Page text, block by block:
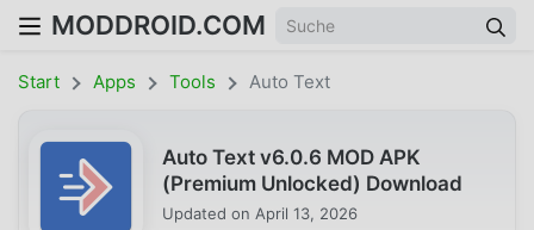
MODDROID.COM
Start Apps Tools Auto Text
Auto Text v6.0.6 MOD APK
(Premium Unlocked) Download
Updated on April 13, 2026